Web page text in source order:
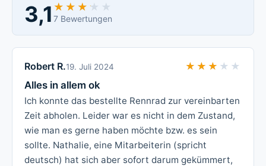
3,1 ★★★★★
★★★★★
7 Bewertungen
Robert R.19. Juli 2024 ★★★★★
★★★★★
Alles in allem ok
Ich konnte das bestellte Rennrad zur vereinbarten
Zeit abholen. Leider war es nicht in dem Zustand,
wie man es gerne haben möchte bzw. es sein
sollte. Nathalie, eine Mitarbeiterin (spricht
deutsch) hat sich aber sofort darum gekümmert,